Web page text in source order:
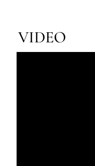
VIDEO